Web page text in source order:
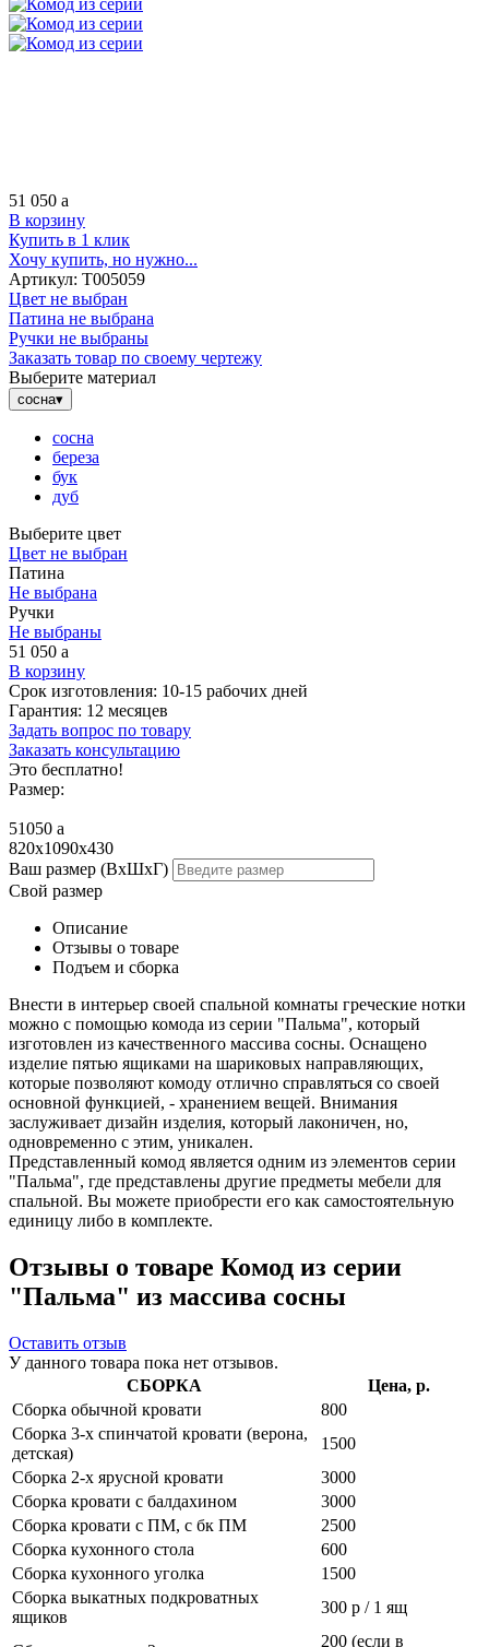
51 050 a
В корзину
Купить в 1 клик
Хочу купить, но нужно...
Артикул: Т005059
Цвет не выбран
Патина не выбрана
Ручки не выбраны
Заказать товар по своему чертежу
Выберите материал
сосна▾
сосна
береза
бук
дуб
Выберите цвет
Цвет не выбран
Патина
Не выбрана
Ручки
Не выбраны
51 050 a
В корзину
Срок изготовления: 10-15 рабочих дней
Гарантия: 12 месяцев
Задать вопрос по товару
Заказать консультацию
Это бесплатно!
Размер:
51050 a
820х1090x430
Ваш размер (ВхШхГ)
Свой размер
Описание
Отзывы о товаре
Подъем и сборка
Внести в интерьер своей спальной комнаты греческие нотки
можно с помощью комода из серии "Пальма", который
изготовлен из качественного массива сосны. Оснащено
изделие пятью ящиками на шариковых направляющих,
которые позволяют комоду отлично справляться со своей
основной функцией, - хранением вещей. Внимания
заслуживает дизайн изделия, который лаконичен, но,
одновременно с этим, уникален.
Представленный комод является одним из элементов серии
"Пальма", где представлены другие предметы мебели для
спальной. Вы можете приобрести его как самостоятельную
единицу либо в комплекте.
Отзывы о товаре Комод из серии
"Пальма" из массива сосны
Оставить отзыв
У данного товара пока нет отзывов.
СБОРКА
Цена, р.
Сборка обычной кровати
800
Сборка 3-х спинчатой кровати (верона,
детская)
1500
Сборка 2-х ярусной кровати
3000
Сборка кровати с балдахином
3000
Сборка кровати с ПМ, с бк ПМ
2500
Сборка кухонного стола
600
Сборка кухонного уголка
1500
Сборка выкатных подкроватных
ящиков
300 р / 1 ящ
200 (если в